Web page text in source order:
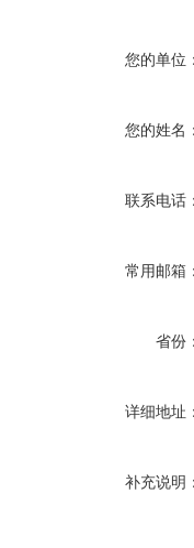
您的单位
您的姓名
联系电话
常用邮箱
省份
详细地址
补充说明